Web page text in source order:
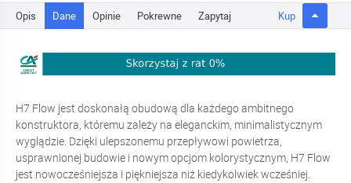
Opis Dane Opinie Pokrewne Zapytaj Kup
H7 Flow jest doskonałą obudową dla każdego ambitnego
konstruktora, któremu zależy na eleganckim, minimalistycznym
wyglądzie. Dzięki ulepszonemu przepływowi powietrza,
usprawnionej budowie i nowym opcjom kolorystycznym, H7 Flow
jest nowocześniejsza i piękniejsza niż kiedykolwiek wcześniej.